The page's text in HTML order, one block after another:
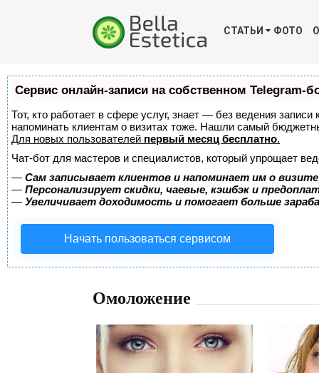
СТАТЬИ ФОТО
Сервис онлайн-записи на собственном Telegram-
Тот, кто работает в сфере услуг, знает — без ведения
напоминать клиентам о визитах тоже. Нашли самый
Для новых пользователей первый месяц бесплатно.
Чат-бот для мастеров и специалистов, который упрощает
— Сам записывает клиентов и напоминает им о
— Персонализирует скидки, чаевые, кэшбэк и
— Увеличивает доходимость и помогает больше
Начать пользоваться сервисом
Омоложение